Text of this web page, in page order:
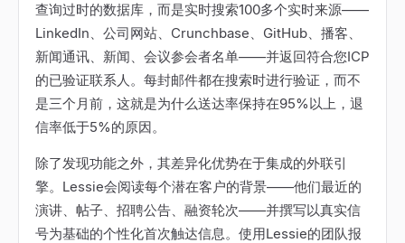
查询过时的数据库，而是实时搜索100多个实时来源——
LinkedIn、公司网站、Crunchbase、GitHub、播客、
新闻通讯、新闻、会议参会者名单——并返回符合您ICP
的已验证联系人。每封邮件都在搜索时进行验证，而不
是三个月前，这就是为什么送达率保持在95%以上，退
信率低于5%的原因。
除了发现功能之外，其差异化优势在于集成的外联引
擎。Lessie会阅读每个潜在客户的背景——他们最近的
演讲、帖子、招聘公告、融资轮次——并撰写以真实信
号为基础的个性化首次触达信息。使用Lessie的团队报